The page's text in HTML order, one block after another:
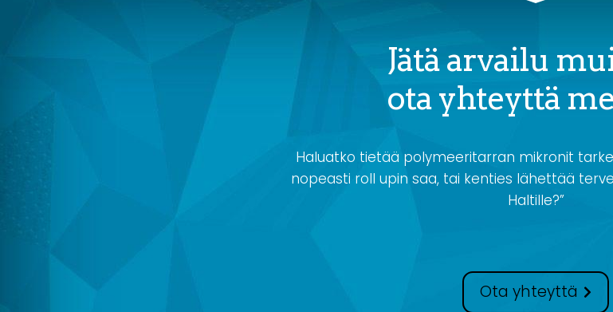
Jätä arvailu
ota yhteyttä
Haluatko tietää polymeeritarran mikronit
nopeasti roll upin saa, tai kenties lähettää
Haltille?”
Ota yhteyttä